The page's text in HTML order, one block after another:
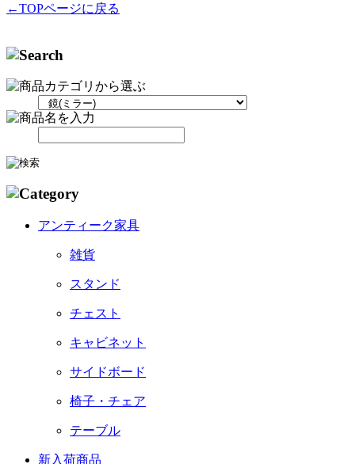
←TOPページに戻る
アンティーク家具
雑貨
スタンド
チェスト
キャビネット
サイドボード
椅子・チェア
テーブル
新入荷商品